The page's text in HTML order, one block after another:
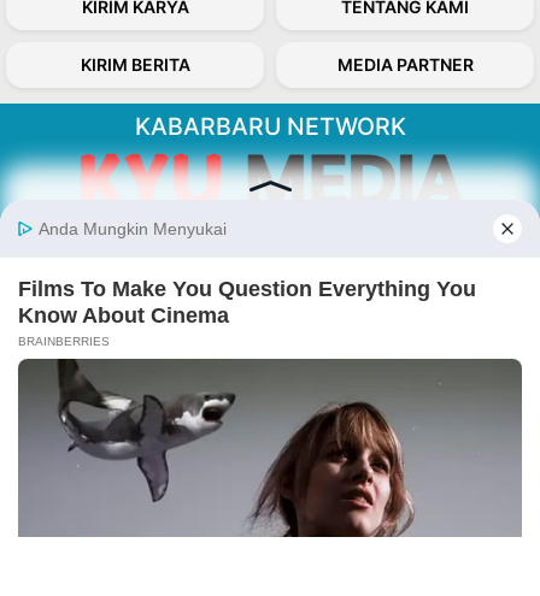
KIRIM KARYA TENTANG KAMI
KIRIM BERITA MEDIA PARTNER
KABARBARU NETWORK
Kabarbaru.co menyajikan berita aktual dan
Follow Kabarbaru